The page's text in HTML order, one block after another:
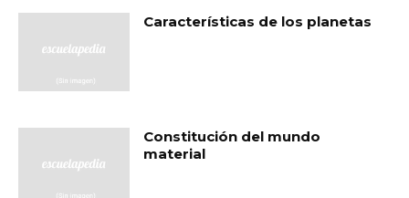
Características de los planetas
Constitución del mundo
material